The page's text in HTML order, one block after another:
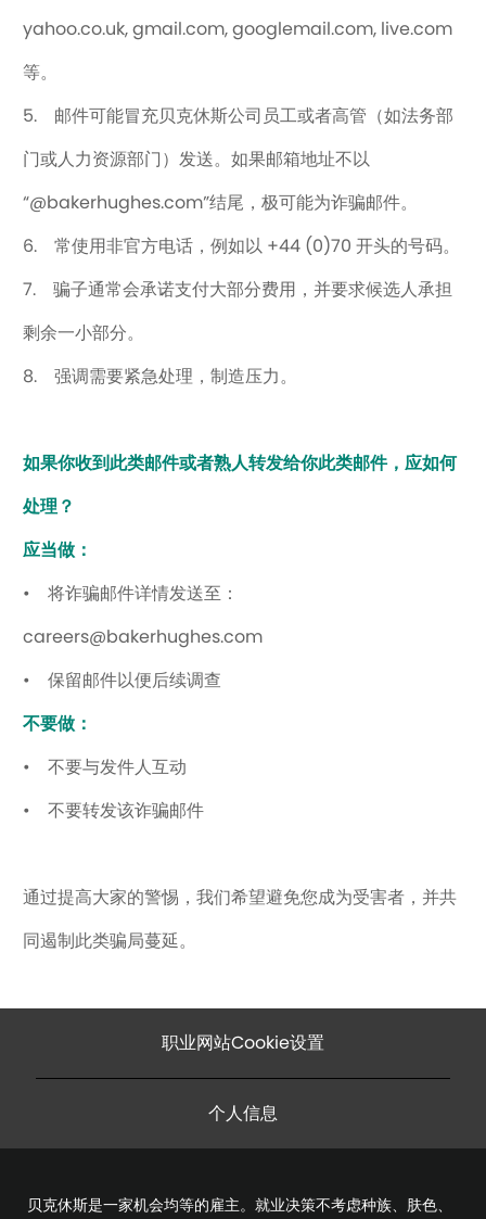
yahoo.co.uk, gmail.com, googlemail.com, live.com
等。
5. 邮件可能冒充贝克休斯公司员工或者高管（如法务部
门或人力资源部门）发送。如果邮箱地址不以
“@bakerhughes.com”结尾，极可能为诈骗邮件。
6. 常使用非官方电话，例如以 +44 (0)70 开头的号码。
7. 骗子通常会承诺支付大部分费用，并要求候选人承担
剩余一小部分。
8. 强调需要紧急处理，制造压力。
如果你收到此类邮件或者熟人转发给你此类邮件，应如何
处理？
应当做：
• 将诈骗邮件详情发送至：
careers@bakerhughes.com
• 保留邮件以便后续调查
不要做：
• 不要与发件人互动
• 不要转发该诈骗邮件
通过提高大家的警惕，我们希望避免您成为受害者，并共
同遏制此类骗局蔓延。
职业网站Cookie设置
个人信息
贝克休斯是一家机会均等的雇主。就业决策不考虑种族、肤色、